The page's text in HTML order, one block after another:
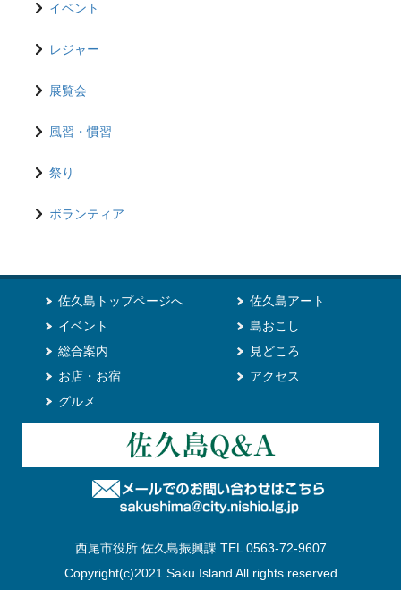
イベント
レジャー
展覧会
風習・慣習
祭り
ボランティア
佐久島トップページへ
イベント
総合案内
お店・お宿
グルメ
佐久島アート
島おこし
見どころ
アクセス
西尾市役所 佐久島振興課 TEL 0563-72-9607
Copyright(c)2021 Saku Island All rights reserved